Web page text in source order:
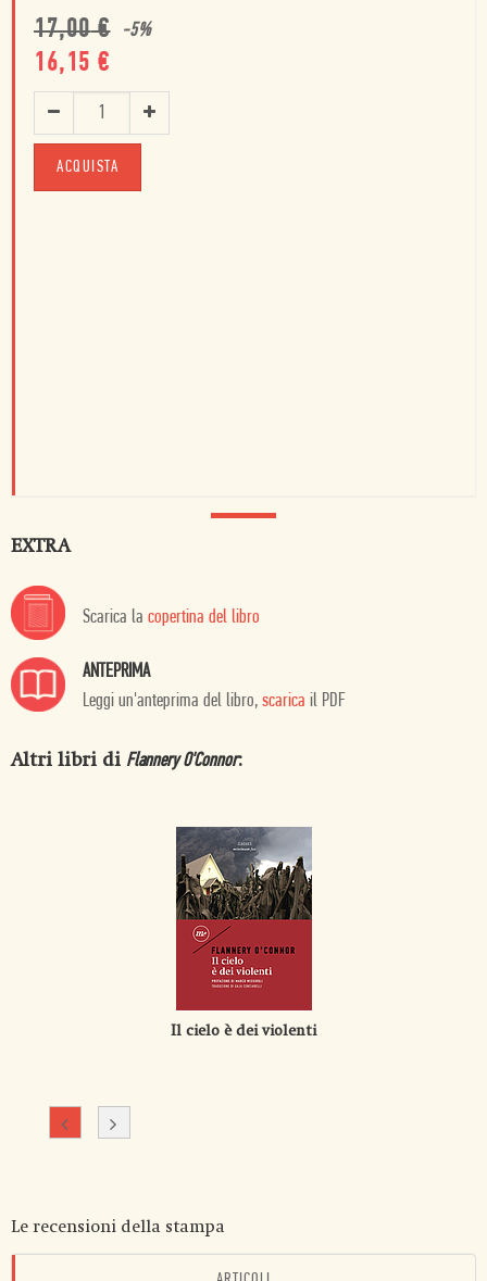
17,00€ -5%
16,15 €
ACQUISTA
EXTRA
Scarica la copertina del libro
ANTEPRIMA
Leggi un'anteprima del libro, scarica il PDF
Altri libri di Flannery O'Connor:
Il cielo è dei violenti
Le recensioni della stampa